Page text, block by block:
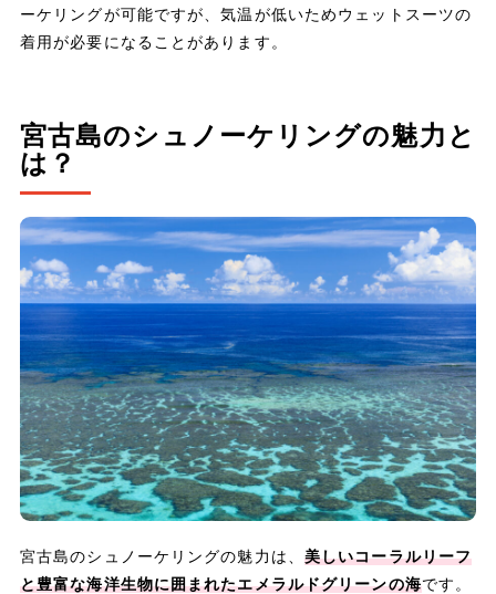
ーケリングが可能ですが、気温が低いためウェットスーツの
着用が必要になることがあります。
宮古島のシュノーケリングの魅力と
は？
宮古島のシュノーケリングの魅力は、 美しいコーラルリーフ
と豊富な海洋生物に囲まれたエメラルドグリーンの海です。